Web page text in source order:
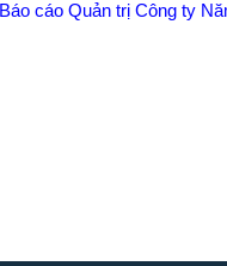
Báo cáo Quản trị Công ty